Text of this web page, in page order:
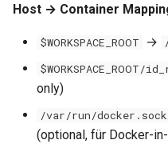
Host → Container
$WORKSPACE_ROOT →
$WORKSPACE_ROOT/
only)
/var/run/docker.sock
(optional, für Docker-